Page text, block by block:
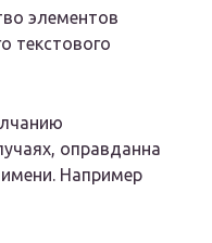
элементов
текстового
оправданна
Например